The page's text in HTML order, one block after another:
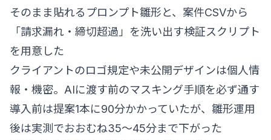
そのまま貼れるプロンプト雛形と、案件CSVから
「請求漏れ・締切超過」を洗い出す検証スクリプト
を用意した
クライアントのロゴ規定や未公開デザインは個人情
報・機密。AIに渡す前のマスキング手順を必ず通す
導入前は提案1本に90分かかっていたが、雛形運用
後は実測でおおむね35〜45分まで下がった